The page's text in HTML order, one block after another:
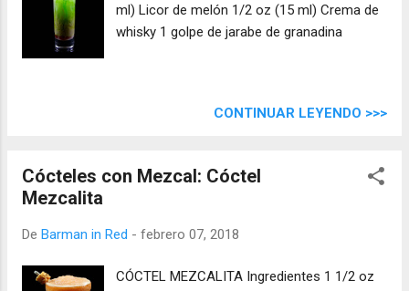
ml) Licor de melón 1/2 oz (15 ml) Crema de
whisky 1 golpe de jarabe de granadina
CONTINUAR LEYENDO >>>
Cócteles con Mezcal: Cóctel
Mezcalita
De Barman in Red - febrero 07, 2018
CÓCTEL MEZCALITA Ingredientes 1 1/2 oz